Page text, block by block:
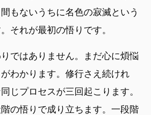
もないうちに名色の寂滅という
それが最初の悟りです。
ではありません。まだ心に煩悩
わかります。修行さえ続けれ
じプロセスが三回起こります。
の悟りで成り立ちます。一段階